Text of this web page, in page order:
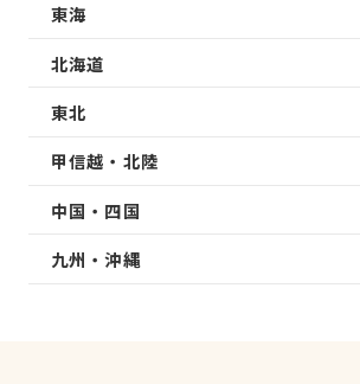
東海
北海道
東北
甲信越・北陸
中国・四国
九州・沖縄